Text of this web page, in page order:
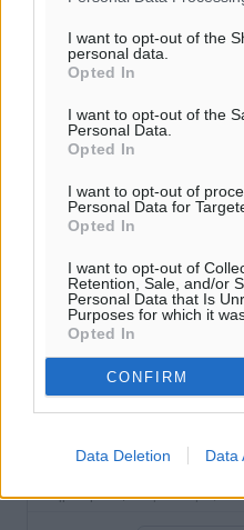
I want to opt-out of the
personal data.
Opted In
I want to opt-out of the
Personal Data.
Opted In
I want to opt-out of
Personal Data for
Opted In
I want to opt-out of
Retention, Sale, and/or
Personal Data that Is
Purposes for which it
Opted In
CONFIRM
Data Deletion Data
Χωρίς υποχρεωτική
Αθλητικά• πριν 4 ώρες
Ο Πελεκάνος, οι
που κανείς δεν ρώτησε
Η Ρόδος περιμένει και οι
Δημο-Κρίσεις• πριν 4 ώρες
Τα Γλυπτά του
Δημο-Κρίσεις• πριν 4 ώρες
θαυμάτων της αναμονής
Δημο-Κρίσεις• πριν 4 ώρες